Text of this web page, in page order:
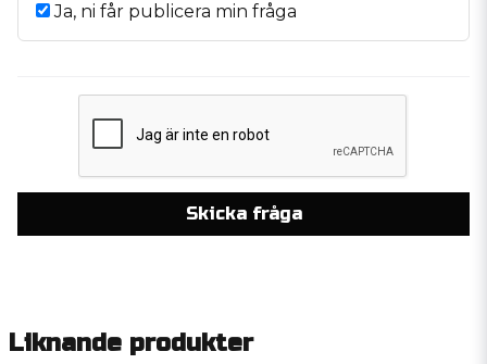
Ja, ni får publicera min fråga
Skicka fråga
Liknande produkter